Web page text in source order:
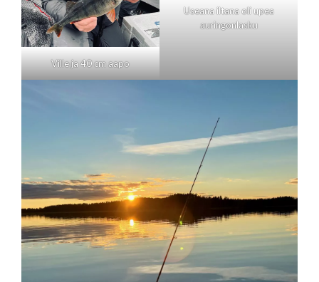
Ville ja 40 cm aapo
Useana iltana oli upea
auringonlasku